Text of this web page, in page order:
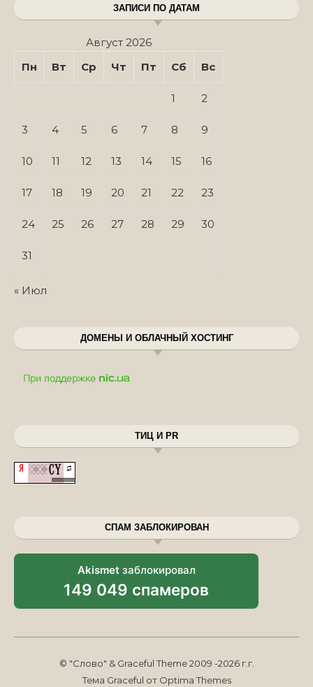
ЗАПИСИ ПО ДАТАМ
Август 2026
Пн
Вт Ср Чт Пт Сб Вс
1 2
3 4 5 6 7 8 9
10 11 12 13 14 15 16
17 18 19 20 21 22 23
24 25 26 27 28 29 30
31
« Июл
ДОМЕНЫ И ОБЛАЧНЫЙ ХОСТИНГ
ТИЦ И PR
СПАМ ЗАБЛОКИРОВАН
Akismet заблокировал
149 049 спамеров
© "Слово" & Graceful Theme 2009 -2026 г.г.
Тема Graceful от Optima Themes